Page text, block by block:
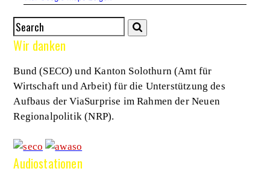
Wir danken
Bund (SECO) und Kanton Solothurn (Amt für
Wirtschaft und Arbeit) für die Unterstützung des
Aufbaus der ViaSurprise im Rahmen der Neuen
Regionalpolitik (NRP).
Audiostationen